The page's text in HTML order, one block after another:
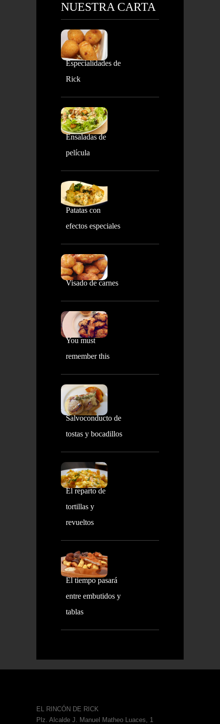
NUESTRA CARTA
Especialidades de
Rick
Ensaladas de
película
Patatas con
efectos especiales
Visado de carnes
You must
remember this
Salvoconducto de
tostas y bocadillos
El reparto de
tortillas y
revueltos
El tiempo pasará
entre embutidos y
tablas
EL RINCÓN DE RICK
Plz. Alcalde J. Manuel Matheo Luaces, 1